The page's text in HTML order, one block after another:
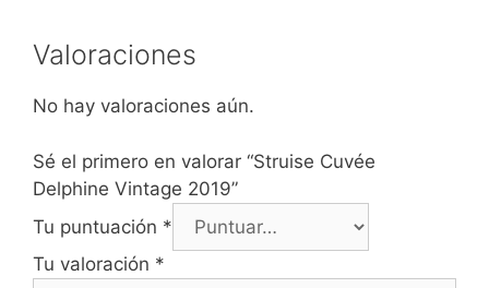
Valoraciones
No hay valoraciones aún.
Sé el primero en valorar “Struise Cuvée
Delphine Vintage 2019”
Tu puntuación *
Tu valoración *